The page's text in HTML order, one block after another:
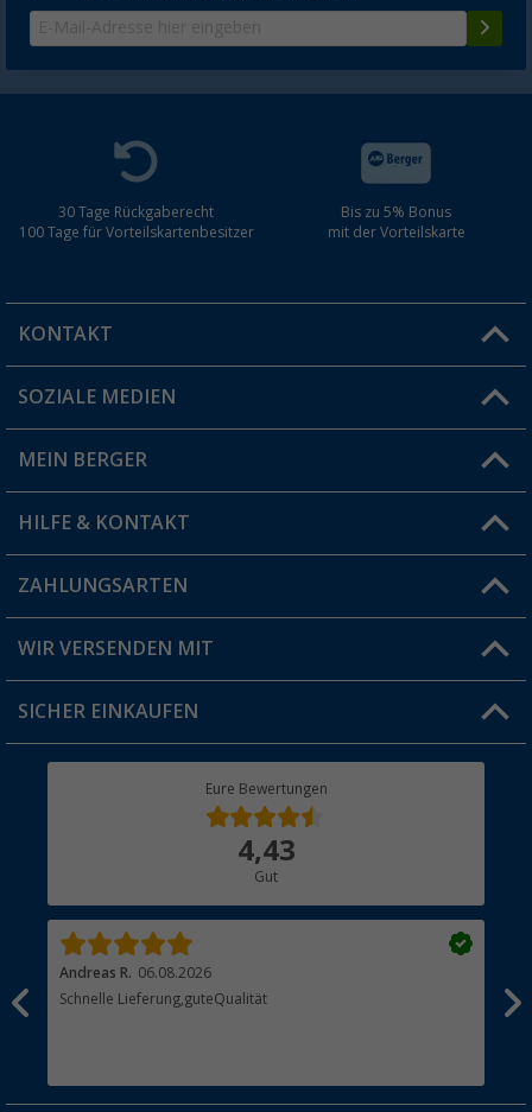
30 Tage Rückgaberecht
100 Tage für Vorteilskartenbesitzer
Bis zu 5% Bonus
mit der Vorteilskarte
KONTAKT
Du hast eine Frage?
Filiale finden
SOZIALE MEDIEN
MEIN BERGER
Vorteilskarte
Blog
Jobs & Karriere
HILFE & KONTAKT
FAQ & Kontakt
Versandinformationen
Rücksendung
ZAHLUNGSARTEN
WIR VERSENDEN MIT
SICHER EINKAUFEN
Eure Bewertungen
4,43
Gut
Andreas R. 06.08.2026
Schnelle Lieferung,guteQualität